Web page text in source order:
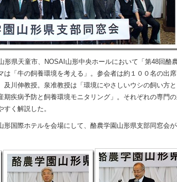
県天童市、NOSAI山形中央ホールにおいて「第48回酪
は「牛の飼養環境を考える」。参会者は約１００名の出席
及川伸教授。泉准教授は「環境にやさしいウシの飼い方と
期疾病予防と飼養環境モニタリング」。それぞれの専門
く解説した。
国際ホテルを会場にして、酪農学園山形県支部同窓会